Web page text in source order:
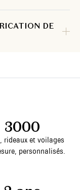
DE
3000
rideaux et voilages
personnalisés.